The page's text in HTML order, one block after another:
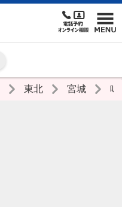
東北 宮城